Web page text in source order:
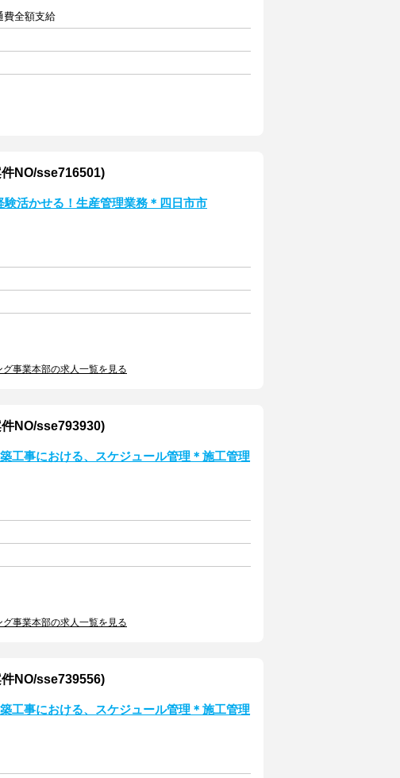
費全額支給
NO/sse716501)
験活かせる！生産管理業務＊四日市市
事業本部の求人一覧を見る
NO/sse793930)
工事における、スケジュール管理＊施工管理
事業本部の求人一覧を見る
NO/sse739556)
工事における、スケジュール管理＊施工管理